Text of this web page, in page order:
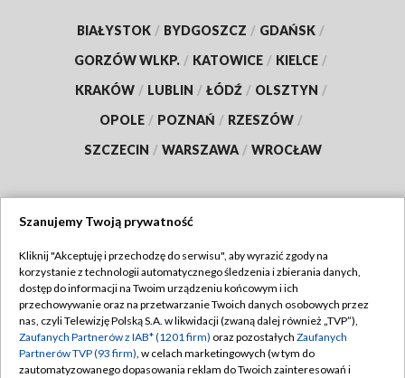
BIAŁYSTOK / BYDGOSZCZ / GDAŃSK /
GORZÓW WLKP. / KATOWICE / KIELCE /
KRAKÓW / LUBLIN / ŁÓDŹ / OLSZTYN /
OPOLE / POZNAŃ / RZESZÓW /
SZCZECIN / WARSZAWA / WROCŁAW
TVP
Abonament TVP
Emisja w TVP
Centrum informacji TVP
Regulamin TVP
Polityka prywatności
Moje zgody
Szanujemy Twoją prywatność
Kliknij "Akceptuję i przechodzę do serwisu", aby wyrazić zgody na
korzystanie z technologii automatycznego śledzenia i zbierania danych,
dostęp do informacji na Twoim urządzeniu końcowym i ich
przechowywanie oraz na przetwarzanie Twoich danych osobowych przez
nas, czyli Telewizję Polską S.A. w likwidacji (zwaną dalej również „TVP”),
Zaufanych Partnerów z IAB* (1201 firm) oraz pozostałych Zaufanych
Partnerów TVP (93 firm), w celach marketingowych (w tym do
zautomatyzowanego dopasowania reklam do Twoich zainteresowań i